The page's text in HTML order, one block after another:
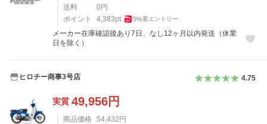
送料
0 円
ポイント
4,383pt 9%要エントリー
メーカー在庫確認後あり7日、なし12ヶ月以内発送（休業
日を除く）
ヒロチー商事3号店 4.75
実質 49,956円
商品価格 54,432 円